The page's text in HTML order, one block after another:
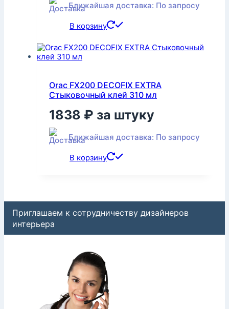
Ближайшая доставка: По запросу
В корзину
Orac FX200 DECOFIX EXTRA
Стыковочный клей 310 мл
1838 ₽ за штуку
Ближайшая доставка: По запросу
В корзину
Приглашаем к сотрудничеству дизайнеров
интерьера